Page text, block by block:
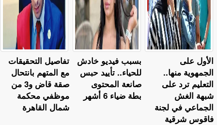
تفاصيل التحقيقات
مع المتهم بانتحال
صقة قاض و3 من
موظفي محكمة
شمال القاهرة
بسبب فيديو خادش
للحياء.. تأييد حبس
صانعة المحتوى
بطة ضياء 6 أشهر
الأول على
الجمهوية منها..
التعليم ترد على
شبهة الغش
الجماعي في لجنة
فاقوس شرقية